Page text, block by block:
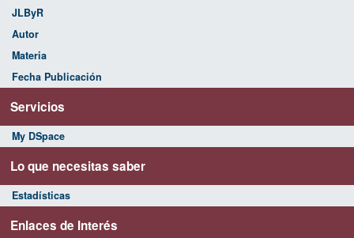
JLByR
Autor
Materia
Fecha Publicación
Servicios
My DSpace
Lo que necesitas saber
Estadísticas
Enlaces de Interés